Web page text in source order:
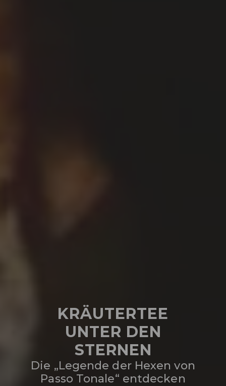
KRÄUTERTEE
UNTER DEN
STERNEN
Die „Legende der Hexen von
Passo Tonale“ entdecken